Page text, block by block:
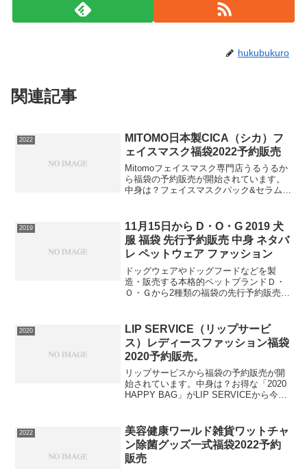
hukubukuro
関連記事
2022
MITOMO日本製CICA（シカ）フ
ェイスマスク福袋2022予約販売
Mitomoフェイスマスク専門店うるうるか
ら福袋の予約販売が開始されています。
中身は？フェイスマスクパック&セラム福
袋セット⇒福袋の在庫確認をしてみる必
ず手に入れたい人...
2019
11月15日から D・O・G 2019 犬
服 福袋 先行予約販売 中身 ネタバ
レ ペットウェア ファッション
ドッグウェアやドッグフードなどを製
造・販売する本格的ペットブランドＤ・
Ｏ・Ｇから2種類の福袋の先行予約販売が
ル福袋 Aの在庫確認はコチラ福袋Bの中身
は？・ウェア6点...
2020
LIP SERVICE（リップサービ
ス）レディースファッション福袋
2020予約販売。
リップサービスから福袋の予約販売が開
始されています。中身は？お得な「2020
HAPPY BAG」がLIP SERVICEから今年
ボストンBAGに必ず入っている豪華な...
2022
美容健康ワールド雑貨ワットチャ
ン除菌グッズ一式福袋2022予約
販売